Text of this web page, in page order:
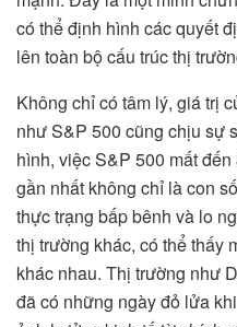
có thể định hình các quyết
lên toàn bộ cấu trúc thị
Không chỉ có tâm lý, giá trị
như S&P 500 cũng chịu sự
hình, việc S&P 500 mất
gần nhất không chỉ là con
thực trạng bấp bênh và lo
thị trường khác, có thể thấy
khác nhau. Thị trường như
đã có những ngày đỏ lửa